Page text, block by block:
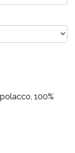
100%